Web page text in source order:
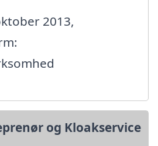
2013,
og Kloakservice